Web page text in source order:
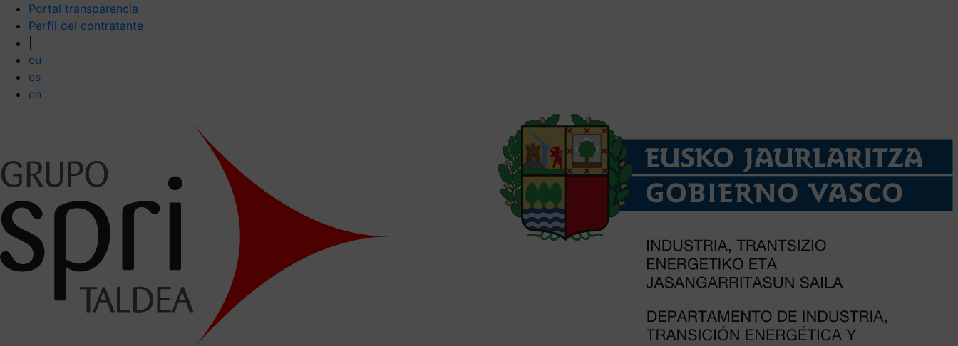
Portal transparencia
Perfil del contratante
eu
es
en